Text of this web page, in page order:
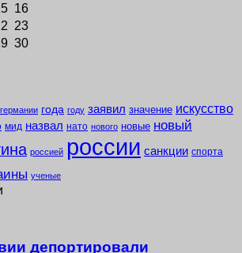
16
23
30
германии года году заявил значение искусство
мид назвал нато нового новые новый
россией россии санкции спорта
ученые
депортировали